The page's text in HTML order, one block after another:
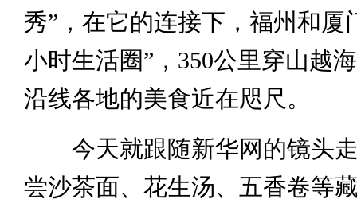
秀”，在它的连接下，福州和厦
小时生活圈”，350公里穿山越
沿线各地的美食近在咫尺。
今天就跟随新华网的镜头走
尝沙茶面、花生汤、五香卷等